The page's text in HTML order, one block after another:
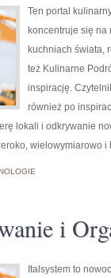
Ten portal
koncentruje się na
kuchniach świata,
też Kulinarne
inspirację.
również po
lokali i odkrywanie
wielowymiarowo
i
Italsystem to